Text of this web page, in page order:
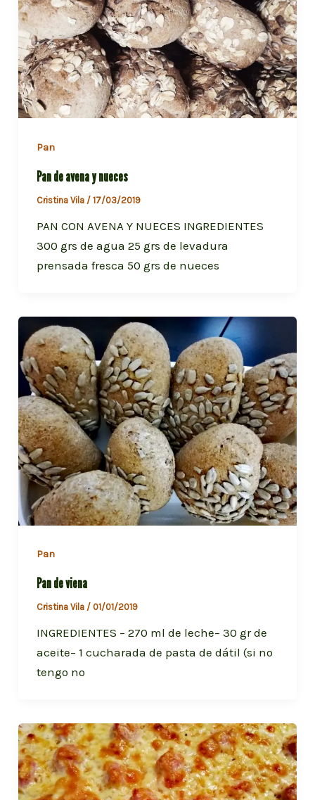
Pan
Pan de avena y nueces
Cristina Vila / 17/03/2019
PAN CON AVENA Y NUECES INGREDIENTES
300 grs de agua 25 grs de levadura
prensada fresca 50 grs de nueces
Pan
Pan de viena
Cristina Vila / 01/01/2019
INGREDIENTES – 270 ml de leche– 30 gr de
aceite– 1 cucharada de pasta de dátil (si no
tengo no